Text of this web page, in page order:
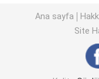
Ana sayfa
Site